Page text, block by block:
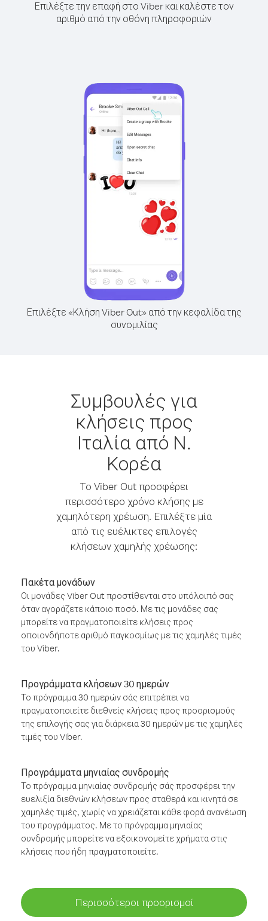
Επιλέξτε την επαφή στο Viber και καλέστε τον
αριθμό από την οθόνη πληροφοριών
Επιλέξτε «Κλήση Viber Out» από την κεφαλίδα της
συνομιλίας
Συμβουλές για
κλήσεις προς
Ιταλία από Ν.
Κορέα
Το Viber Out προσφέρει
περισσότερο χρόνο κλήσης με
χαμηλότερη χρέωση. Επιλέξτε μία
από τις ευέλικτες επιλογές
κλήσεων χαμηλής χρέωσης:
Πακέτα μονάδων
Οι μονάδες Viber Out προστίθενται στο υπόλοιπό σας
όταν αγοράζετε κάποιο ποσό. Με τις μονάδες σας
μπορείτε να πραγματοποιείτε κλήσεις προς
οποιονδήποτε αριθμό παγκοσμίως με τις χαμηλές τιμές
του Viber.
Προγράμματα κλήσεων 30 ημερών
Το πρόγραμμα 30 ημερών σάς επιτρέπει να
πραγματοποιείτε διεθνείς κλήσεις προς προορισμούς
της επιλογής σας για διάρκεια 30 ημερών με τις χαμηλές
τιμές του Viber.
Προγράμματα μηνιαίας συνδρομής
Το πρόγραμμα μηνιαίας συνδρομής σάς προσφέρει την
ευελιξία διεθνών κλήσεων προς σταθερά και κινητά σε
χαμηλές τιμές, χωρίς να χρειάζεται κάθε φορά ανανέωση
του προγράμματος. Με το πρόγραμμα μηνιαίας
συνδρομής μπορείτε να εξοικονομείτε χρήματα στις
κλήσεις που ήδη πραγματοποιείτε.
Περισσότεροι προορισμοί